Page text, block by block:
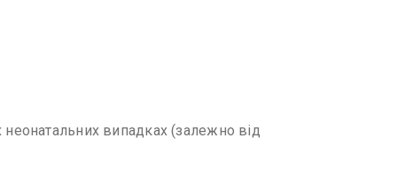
випадках (залежно від